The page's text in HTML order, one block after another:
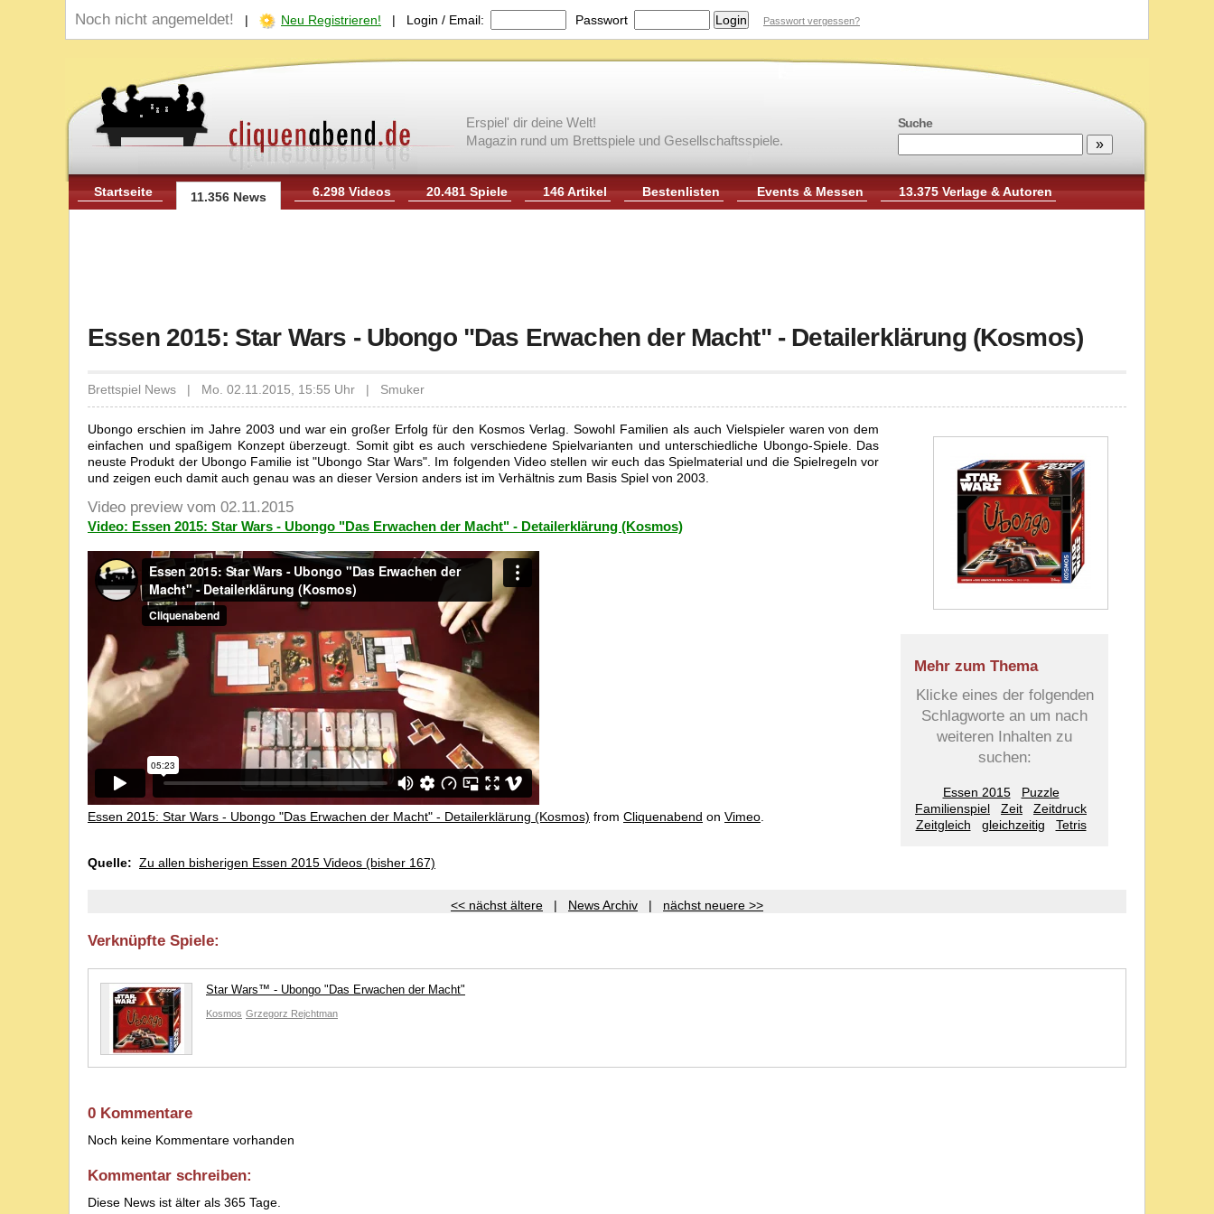
Noch nicht angemeldet! | Neu Registrieren! | Login / Email: Passwort Passwort vergessen?
Suche
Erspiel' dir deine Welt!
Magazin rund um Brettspiele und Gesellschaftsspiele.
Startseite 11.356 News 6.298 Videos 20.481 Spiele 146 Artikel Bestenlisten Events & Messen 13.375 Verlage & Autoren
Essen 2015: Star Wars - Ubongo "Das Erwachen der Macht" - Detailerklärung (Kosmos)
Brettspiel News | Mo. 02.11.2015, 15:55 Uhr | Smuker
Mehr zum Thema
Klicke eines der folgenden
Schlagworte an um nach
weiteren Inhalten zu
suchen:
Essen 2015
Puzzle
Familienspiel
Zeit
Zeitdruck
Zeitgleich
gleichzeitig Tetris
Ubongo erschien im Jahre 2003 und war ein großer Erfolg für den Kosmos Verlag. Sowohl Familien als auch Vielspieler waren von dem
einfachen und spaßigem Konzept überzeugt. Somit gibt es auch verschiedene Spielvarianten und unterschiedliche Ubongo-Spiele. Das
neuste Produkt der Ubongo Familie ist "Ubongo Star Wars". Im folgenden Video stellen wir euch das Spielmaterial und die Spielregeln vor
und zeigen euch damit auch genau was an dieser Version anders ist im Verhältnis zum Basis Spiel von 2003.
Video preview vom 02.11.2015
Video: Essen 2015: Star Wars - Ubongo "Das Erwachen der Macht" - Detailerklärung (Kosmos)
Essen 2015: Star Wars - Ubongo "Das Erwachen der Macht" - Detailerklärung (Kosmos) from Cliquenabend on Vimeo
Quelle: Zu allen bisherigen Essen 2015 Videos (bisher 167)
<< nächst ältere | News Archiv | nächst neuere >>
Verknüpfte Spiele:
Star Wars™ - Ubongo "Das Erwachen der Macht"
Kosmos Grzegorz Rejchtman
0 Kommentare
Noch keine Kommentare vorhanden
Kommentar schreiben:
Diese News ist älter als 365 Tage.